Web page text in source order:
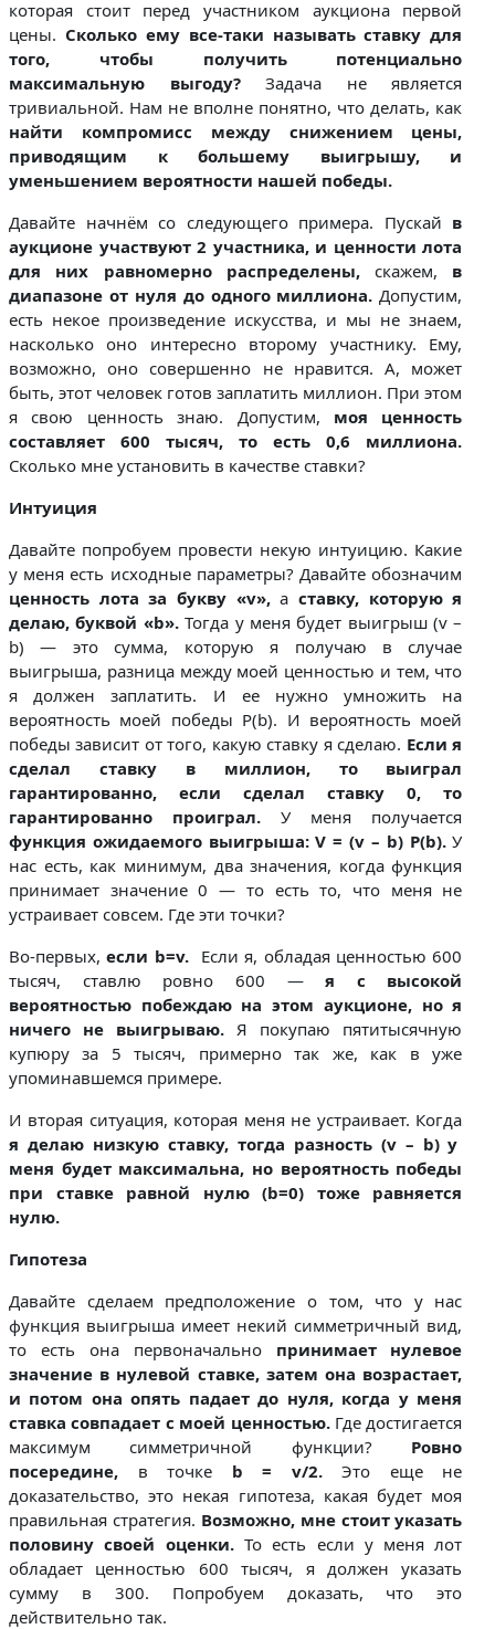
которая стоит перед участником аукциона первой
цены. Сколько ему все-таки называть ставку для
того, чтобы получить потенциально
максимальную выгоду?Задача не является
тривиальной. Нам не вполне понятно, что делать, как
найти компромисс между снижением цены,
приводящим к большему выигрышу, и
уменьшением вероятности нашей победы.
Давайте начнём со следующего примера. Пускай в
аукционе участвуют 2 участника, и ценности лота
для них равномерно распределены,скажем, в
диапазоне от нуля до одного миллиона. Допустим,
есть некое произведение искусства, и мы не знаем,
насколько оно интересно второму участнику. Ему,
возможно, оно совершенно не нравится. А, может
быть, этот человек готов заплатить миллион. При этом
я свою ценность знаю. Допустим, моя ценность
составляет 600 тысяч, то есть 0,6 миллиона.
Сколько мне установить в качестве ставки?
Интуиция
Давайте попробуем провести некую интуицию. Какие
у меня есть исходные параметры? Давайте обозначим
ценность лота за букву «v»,аставку, которую я
делаю, буквой «b».Тогда у меня будет выигрыш (v –
b) — это сумма, которую я получаю в случае
выигрыша, разница между моей ценностью и тем, что
я должен заплатить. И ее нужно умножить на
вероятность моей победы P(b). И вероятность моей
победы зависит от того, какую ставку я сделаю. Если я
сделал ставку в миллион, то выиграл
гарантированно, если сделал ставку 0, то
гарантированно проиграл. У меня получается
функция ожидаемого выигрыша: V = (v – b) P(b).У
нас есть, как минимум, два значения, когда функция
принимает значение 0 — то есть то, что меня не
устраивает совсем. Где эти точки?
Во-первых,если b=v.Если я, обладая ценностью 600
тысяч, ставлю ровно 600 —я с высокой
вероятностью побеждаю на этом аукционе, но я
ничего не выигрываю. Я покупаю пятитысячную
купюру за 5 тысяч, примерно так же, как в уже
упоминавшемся примере.
И вторая ситуация, которая меня не устраивает. Когда
я делаю низкую ставку, тогда разность (v – b) у
меня будет максимальна, но вероятность победы
при ставке равной нулю (b=0) тоже равняется
нулю.
Гипотеза
Давайте сделаем предположение о том, что у нас
функция выигрыша имеет некий симметричный вид,
то есть она первоначально принимает нулевое
значение в нулевой ставке, затем она возрастает,
и потом она опять падает до нуля, когда у меня
ставка совпадает с моей ценностью. Где достигается
максимум симметричной функции? Ровно
посередине, в точке b = v/2.Это еще не
доказательство, это некая гипотеза, какая будет моя
правильная стратегия. Возможно, мне стоит указать
половину своей оценки. То есть если у меня лот
обладает ценностью 600 тысяч, я должен указать
сумму в 300. Попробуем доказать, что это
действительно так.